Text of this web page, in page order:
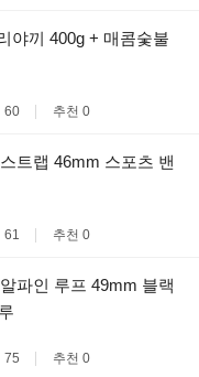
야끼 400g + 매콤숯불
60 추천 0
트랩 46mm 스포츠 밴
61 추천 0
파인 루프 49mm 블랙
75 추천 0